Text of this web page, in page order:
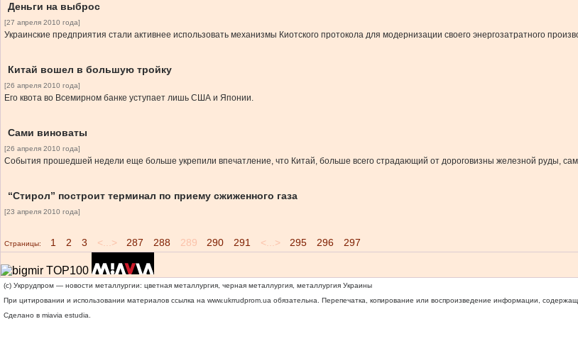
Деньги на выброс
[27 апреля 2010 года]
Украинские предприятия стали активнее использовать механизмы Киотского протокола для модернизации своего энергозатратного
Китай вошел в большую тройку
[26 апреля 2010 года]
Его квота во Всемирном банке уступает лишь США и Японии.
Сами виноваты
[26 апреля 2010 года]
События прошедшей недели еще больше укрепили впечатление, что Китай, больше всего страдающий от дороговизны железной руды, сам
“Стирол” построит терминал по приему сжиженного газа
[23 апреля 2010 года]
Страницы: 1 2 3 <...> 287 288 289 290 291 <...> 295 296 297
(c) Укррудпром — новости металлургии: цветная металлургия, черная металлургия, металлургия Украины
При цитировании и использовании материалов ссылка на www.ukrrudprom.ua обязательна. Перепечатка, копирование или воспроизведение информации,
Сделано в miavia estudia.